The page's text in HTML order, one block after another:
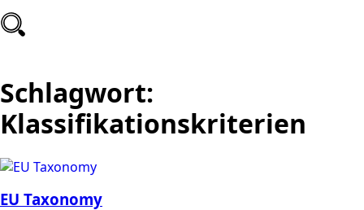
Schlagwort:
Klassifikationskriterien
EU Taxonomy